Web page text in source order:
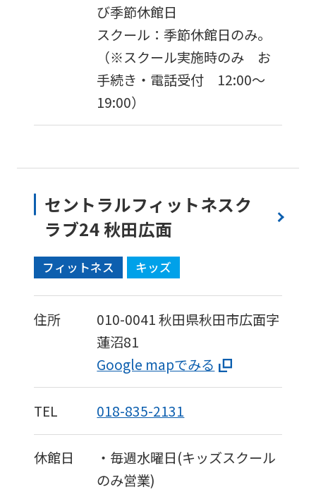
び季節休館日
スクール：季節休館日のみ。
（※スクール実施時のみ お
手続き・電話受付 12:00～
19:00）
セントラルフィットネスク
ラブ24 秋田広面
フィットネス キッズ
住所 010-0041秋田県秋田市広面字
蓮沼81
Google mapでみる
TEL 018-835-2131
休館日
・毎週水曜日(キッズスクール
のみ営業)